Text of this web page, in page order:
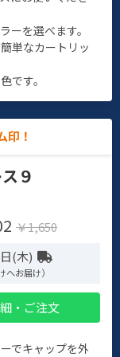
ーを選べます。
単なカートリッ
です。
印！
９
￥1,650
(木)
へお届け）
・ご注文
でキャップを外